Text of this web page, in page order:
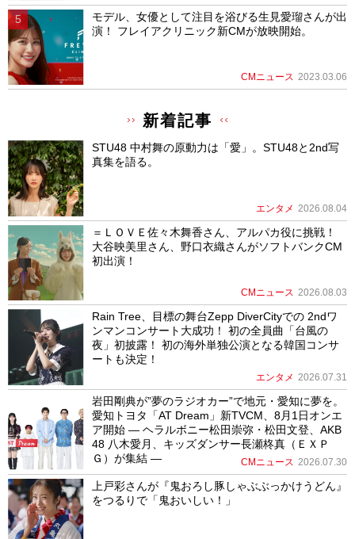
モデル、女優として注目を浴びる生見愛瑠さんが出
演！ フレイアクリニック新CMが放映開始。
CMニュース 2023.03.06
新着記事
STU48 中村舞の原動力は「愛」。STU48と2nd写
真集を語る。
エンタメ 2026.08.04
＝ＬＯＶＥ佐々木舞香さん、アルパカ役に挑戦！
大谷映美里さん、野口衣織さんがソフトバンクCM
初出演！
CMニュース 2026.08.03
Rain Tree、目標の舞台Zepp DiverCityでの 2ndワ
ンマンコンサート大成功！ 初の全員曲「台風の
夜」初披露！ 初の海外単独公演となる韓国コンサ
ートも決定！
エンタメ 2026.07.31
岩田剛典が”夢のラジオカー”で地元・愛知に夢を。
愛知トヨタ「AT Dream」新TVCM、8月1日オンエ
ア開始 ― ヘラルボニー松田崇弥・松田文登、AKB
48 八木愛月、キッズダンサー長瀬柊真（ＥＸＰ
Ｇ）が集結 ―
CMニュース 2026.07.30
上戸彩さんが『鬼おろし豚しゃぶぶっかけうどん』
をつるりで「鬼おいしい！」